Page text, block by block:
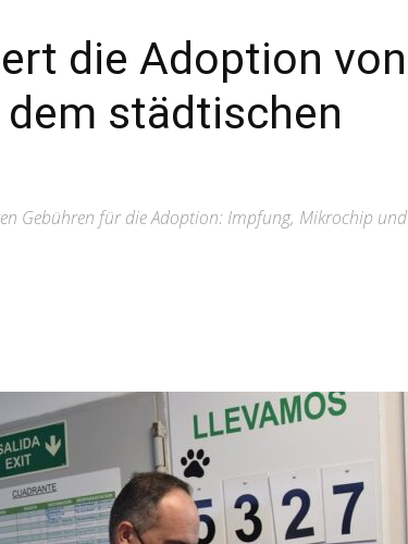
die Adoption von
städtischen
Gebühren für die Adoption: Impfung, Mikrochip und